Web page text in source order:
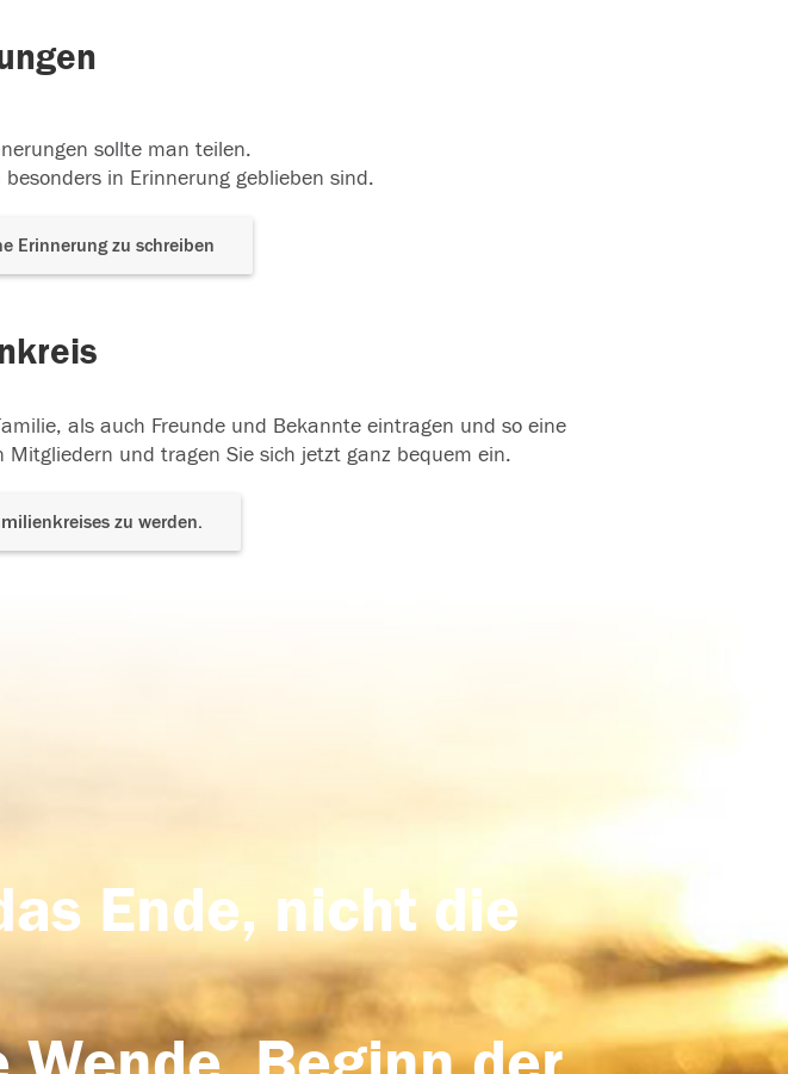
sollte man teilen.
in Erinnerung geblieben sind.
Erinnerung zu schreiben
als auch Freunde und Bekannte eintragen und so eine
und tragen Sie sich jetzt ganz bequem ein.
zu werden.
Ende, nicht die